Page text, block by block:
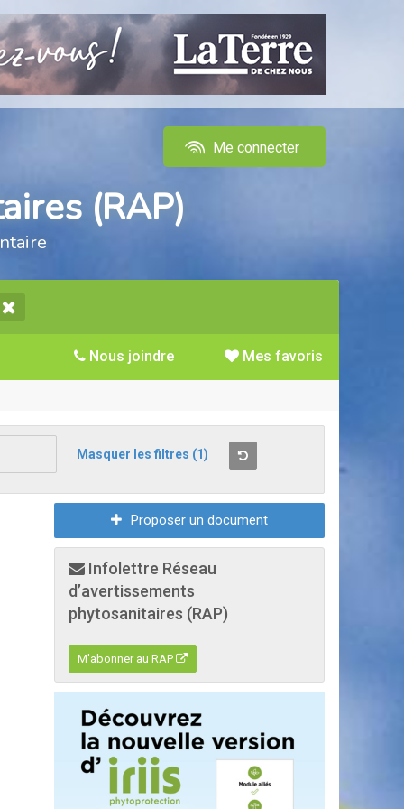
Me connecter
(RAP)
Mes favoris
Nous joindre
Masquer les filtres (1)
Proposer un document
Infolettre Réseau
d’avertissements
phytosanitaires (RAP)
M'abonner au RAP